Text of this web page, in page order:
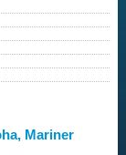
Mariner